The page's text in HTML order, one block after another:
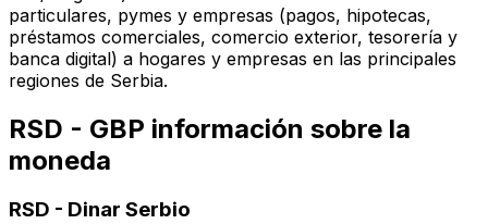
particulares, pymes y empresas (pagos, hipotecas,
préstamos comerciales, comercio exterior, tesorería y
banca digital) a hogares y empresas en las principales
regiones de Serbia.
RSD - GBP información sobre la
moneda
RSD - Dinar Serbio